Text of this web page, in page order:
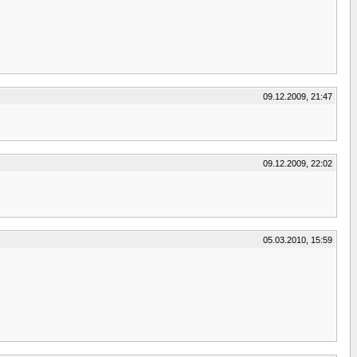
09.12.2009, 21:47
09.12.2009, 22:02
05.03.2010, 15:59